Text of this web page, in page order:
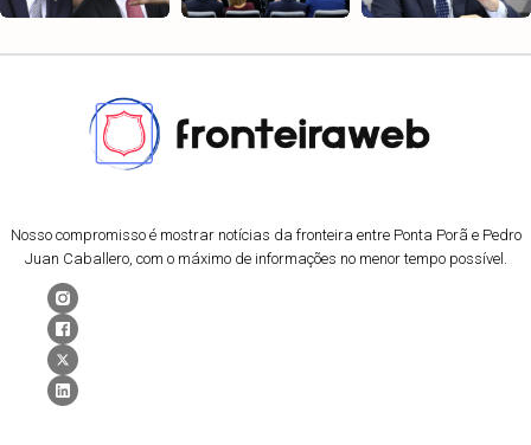
Nosso compromisso é mostrar notícias da fronteira entre Ponta Porã e Pedro
Juan Caballero, com o máximo de informações no menor tempo possível.